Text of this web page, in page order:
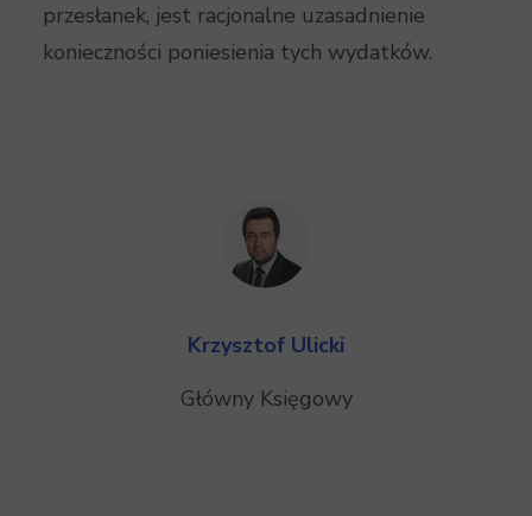
przesłanek, jest racjonalne uzasadnienie
konieczności poniesienia tych wydatków.
Krzysztof Ulicki
Główny Księgowy